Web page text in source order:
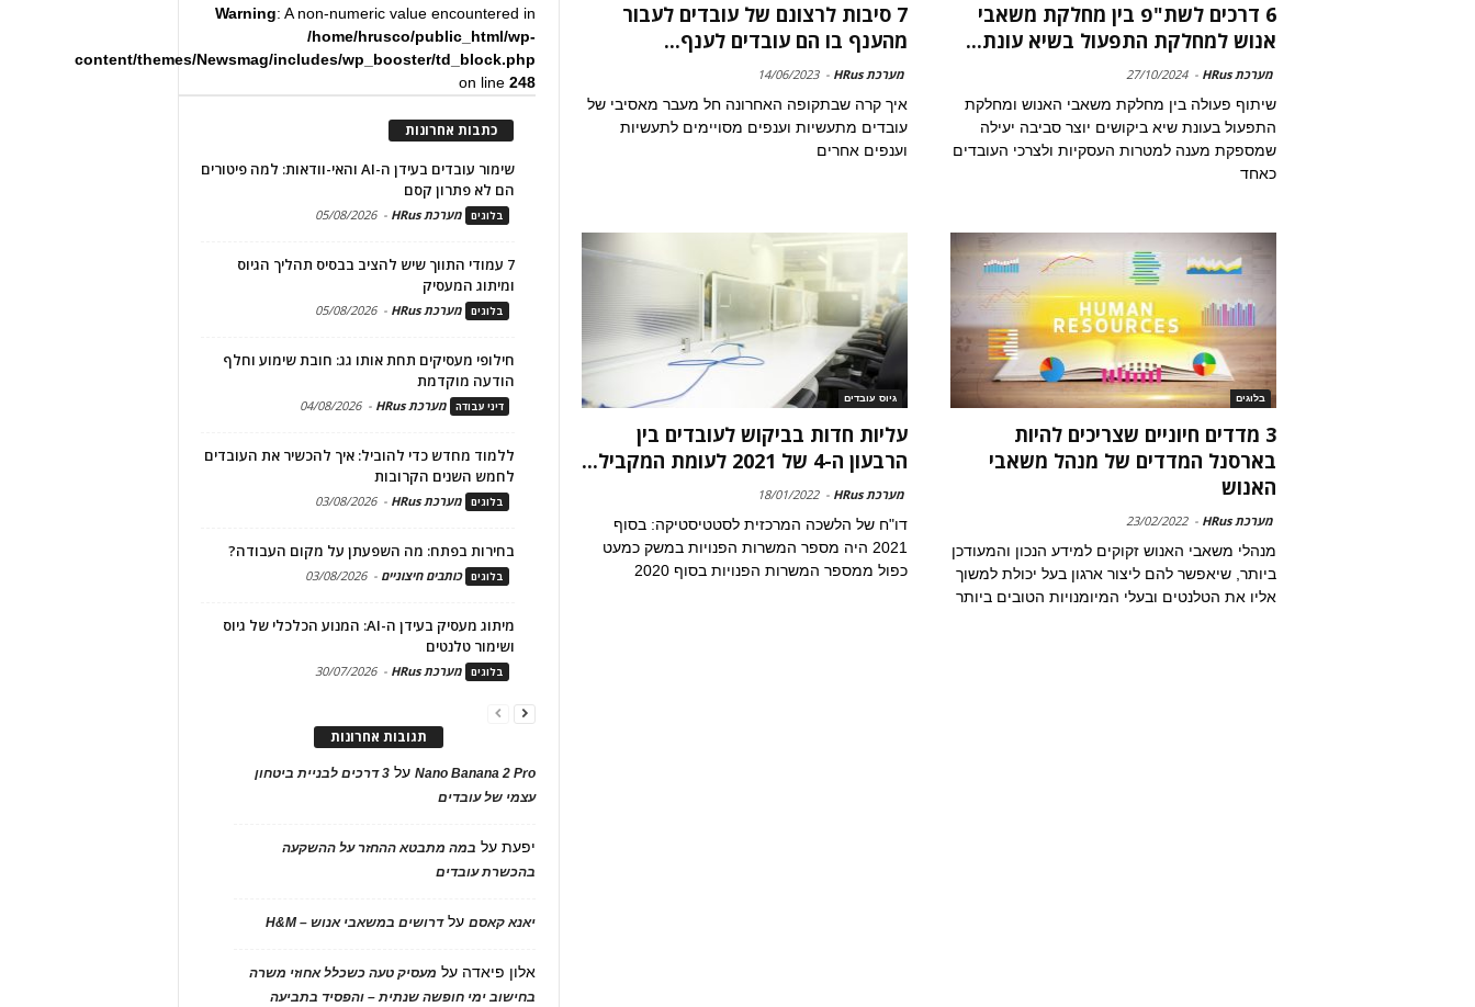
6 דרכים לשת"פ בין מחלקת משאבי
אנוש למחלקת התפעול בשיא עונת...
מערכת HRus -
27/10/2024
שיתוף פעולה בין מחלקת משאבי האנוש ומחלקת
התפעול בעונת שיא ביקושים יוצר סביבה יעילה
שמספקת מענה למטרות העסקיות ולצרכי העובדים
כאחד
7 סיבות לרצונם של עובדים לעבור
מהענף בו הם עובדים לענף...
מערכת HRus -
14/06/2023
איך קרה שבתקופה האחרונה חל מעבר מאסיבי של
עובדים מתעשיות וענפים מסויימים לתעשיות
וענפים אחרים
בלוגים
3 מדדים חיוניים שצריכים להיות
בארסנל המדדים של מנהל משאבי
האנוש
מערכת HRus -
23/02/2022
מנהלי משאבי האנוש זקוקים למידע הנכון והמעודכן
ביותר, שיאפשר להם ליצור ארגון בעל יכולת למשוך
אליו את הטלנטים ובעלי המיומנויות הטובים ביותר
גיוס עובדים
עליות חדות בביקוש לעובדים בין
הרבעון ה-4 של 2021 לעומת המקביל...
מערכת HRus -
18/01/2022
דו"ח של הלשכה המרכזית לסטטיסטיקה: בסוף
2021 היה מספר המשרות הפנויות במשק כמעט
כפול ממספר המשרות הפנויות בסוף 2020
Warning: A non-numeric value encountered in
/home/hrusco/public_html/wp-
content/themes/Newsmag/includes/wp_booster/td_block.php
on line248
כתבות אחרונות
שימור עובדים בעידן ה-AI והאי-וודאות: למה פיטורים
הם לא פתרון קסם
בלוגים מערכת HRus -
05/08/2026
7 עמודי התווך שיש להציב בבסיס תהליך הגיוס
ומיתוג המעסיק
בלוגים מערכת HRus -
05/08/2026
חילופי מעסיקים תחת אותו גג: חובת שימוע וחלף
הודעה מוקדמת
דיני עבודה מערכת HRus -
04/08/2026
ללמוד מחדש כדי להוביל: איך להכשיר את העובדים
לחמש השנים הקרובות
בלוגים מערכת HRus -
03/08/2026
בחירות בפתח: מה השפעתן על מקום העבודה?
בלוגים כותבים חיצוניים -
03/08/2026
מיתוג מעסיק בעידן ה-AI: המנוע הכלכלי של גיוס
ושימור טלנטים
בלוגים מערכת HRus -
30/07/2026
תגובות אחרונות
Nano Banana 2 Proעל
3 דרכים לבניית ביטחון
עצמי של עובדים
יפעתעל במה מתבטא ההחזר על ההשקעה
בהכשרת עובדים
יאנא קאסםעלדרושים במשאבי אנוש – H&M
אלון פיאדה על מעסיק טעה כשכלל אחוזי משרה
בחישוב ימי חופשה שנתית – והפסיד בתביעה